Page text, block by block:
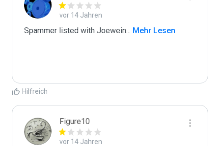
vor 14 Jahren
Spammer listed with Joewein ... Mehr Lesen
Hilfreich
Figure10
vor 14 Jahren